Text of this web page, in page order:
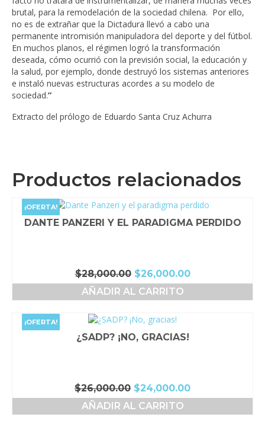
brutal, para la remodelación de la sociedad chilena. Por ello,
no es de extrañar que la Dictadura llevó a cabo una
permanente intromisión manipuladora del deporte y del fútbol.
En muchos planos, el régimen logró la transformación
deseada, cómo ocurrió con la previsión social, la educación y
la salud, por ejemplo, donde destruyó los sistemas anteriores
e instaló nuevas estructuras acordes a su modelo de
sociedad.”
Extracto del prólogo de Eduardo Santa Cruz Achurra
Productos relacionados
¡OFERTA!
DANTE PANZERI Y EL PARADIGMA PERDIDO
$28,000.00 El
precio
original
$28,000.00.
$26,000.00El
precio
AÑADIR AL CARRITO
¡OFERTA!
¿SADP? ¡NO, GRACIAS!
$26,000.00 El
precio
original
$24,000.00El
precio
AÑADIR AL CARRITO